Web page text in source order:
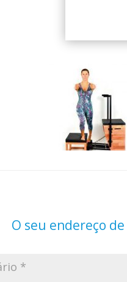
O seu endereço